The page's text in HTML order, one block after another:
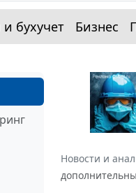
бухучет Бизнес
Новости и